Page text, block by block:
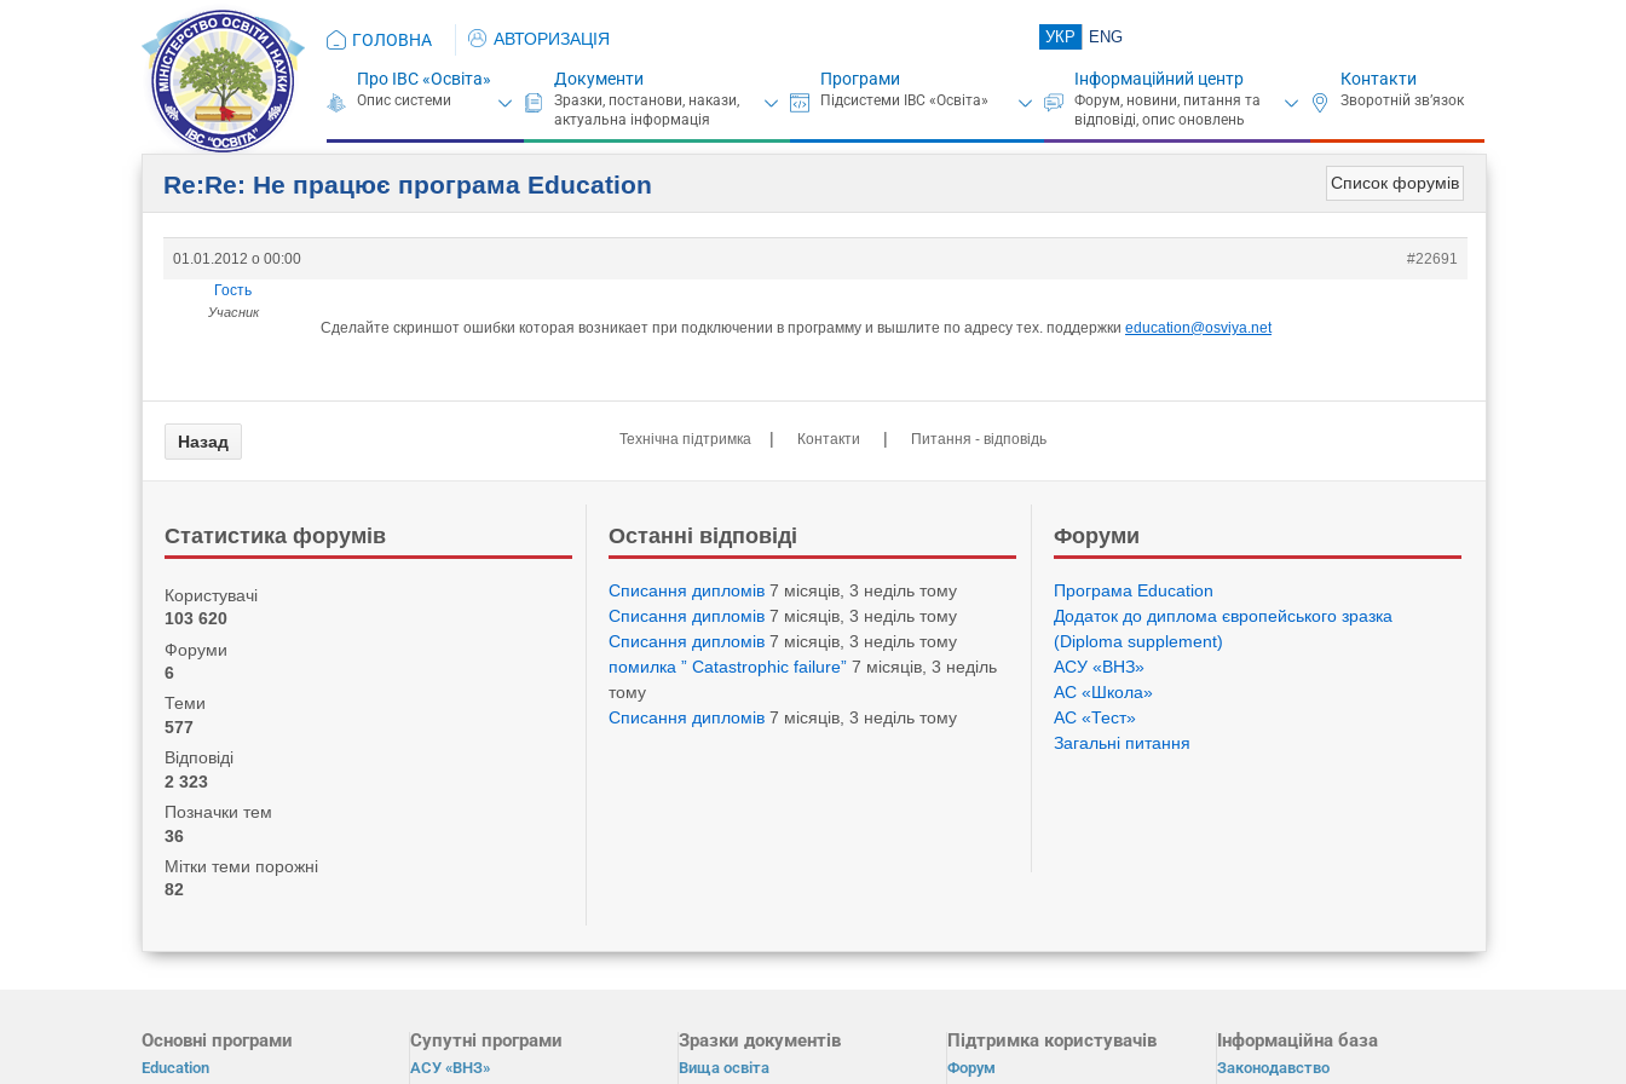
ГОЛОВНА АВТОРИЗАЦІЯ УКР ENG
Про ІВС «Освіта» Документи Програми Інформаційний центр Контакти
Список форумів
Re:Re: Не працює програма Education
01.01.2012 о 00:00
#22691
Гость
Учасник
Сделайте скриншот ошибки которая возникает при подключении в программу и вышлите по адресу тех. поддержки education@osviya.net
Технічна підтримка | Контакти | Питання - відповідь
Статистика форумів
Користувачі
103 620
Форуми
6
Теми
577
Відповіді
2 323
Позначки тем
36
Мітки теми порожні
82
Останні відповіді
Списання дипломів 7 місяців, 3 неділь тому
Списання дипломів 7 місяців, 3 неділь тому
Списання дипломів 7 місяців, 3 неділь тому
помилка ” Catastrophic failure” 7 місяців, 3 неділь
тому
Списання дипломів 7 місяців, 3 неділь тому
Форуми
Програма Eduсation
Додаток до диплома європейського зразка
(Diploma supplement)
АСУ «ВНЗ»
АС «Школа»
АС «Тест»
Загальні питання
Основні програми
Education
Супутні програми
АСУ «ВНЗ»
Зразки документів
Вища освіта
Підтримка користувачів
Форум
Інформаційна база
Законодавство